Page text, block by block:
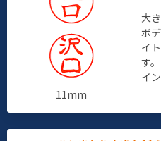
11mm
大
ボ
イ
す。
イ